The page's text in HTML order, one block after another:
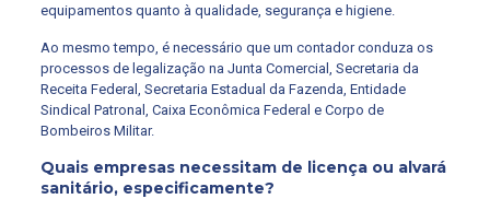
equipamentos quanto à qualidade, segurança e higiene.
Ao mesmo tempo, é necessário que um contador conduza os
processos de legalização na Junta Comercial, Secretaria da
Receita Federal, Secretaria Estadual da Fazenda, Entidade
Sindical Patronal, Caixa Econômica Federal e Corpo de
Bombeiros Militar.
Quais empresas necessitam de licença ou alvará
sanitário, especificamente?